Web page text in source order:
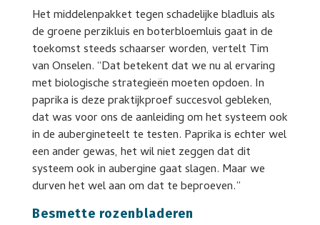
Het middelenpakket tegen schadelijke bladluis als
de groene perzikluis en boterbloemluis gaat in de
toekomst steeds schaarser worden, vertelt Tim
van Onselen. “Dat betekent dat we nu al ervaring
met biologische strategieën moeten opdoen. In
paprika is deze praktijkproef succesvol gebleken,
dat was voor ons de aanleiding om het systeem ook
in de aubergineteelt te testen. Paprika is echter wel
een ander gewas, het wil niet zeggen dat dit
systeem ook in aubergine gaat slagen. Maar we
durven het wel aan om dat te beproeven.”
Besmette rozenbladeren